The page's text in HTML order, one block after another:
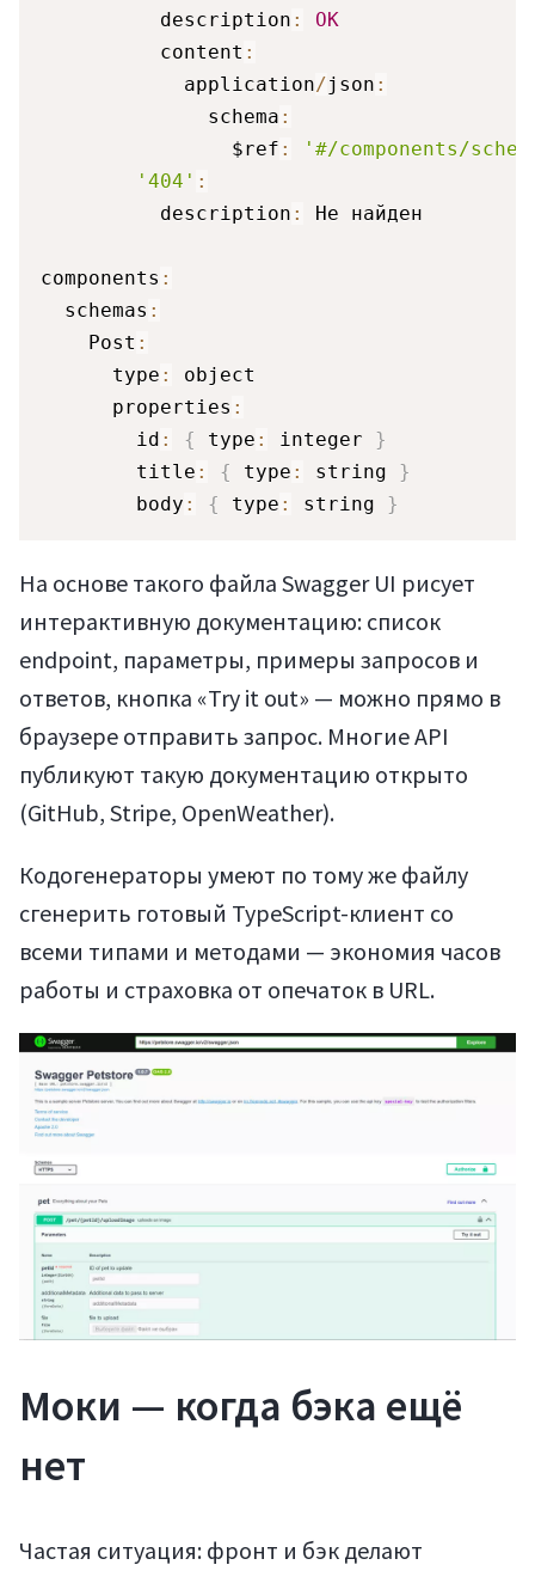
Статьи
Мануалы
          description
:
OK
          content
:
            application
/json :
              schema
:
                $ref
:
'#/components/
'404' :
          description
: Не найден
components :
  schemas
:
    Post
:
      type
:
object
      properties
:
        id
: { type : integer }
        title
: { type : string }
        body
: { type : string }
На основе такого файла Swagger UI рисует
интерактивную документацию: список
endpoint, параметры, примеры запросов и
ответов, кнопка «Try it out» — можно прямо в
браузере отправить запрос. Многие API
публикуют такую документацию открыто
(GitHub, Stripe, OpenWeather).
Кодогенераторы умеют по тому же файлу
сгенерить готовый TypeScript-клиент со
всеми типами и методами — экономия часов
работы и страховка от опечаток в URL.
Моки — когда бэка ещё
нет
Частая ситуация: фронт и бэк делают